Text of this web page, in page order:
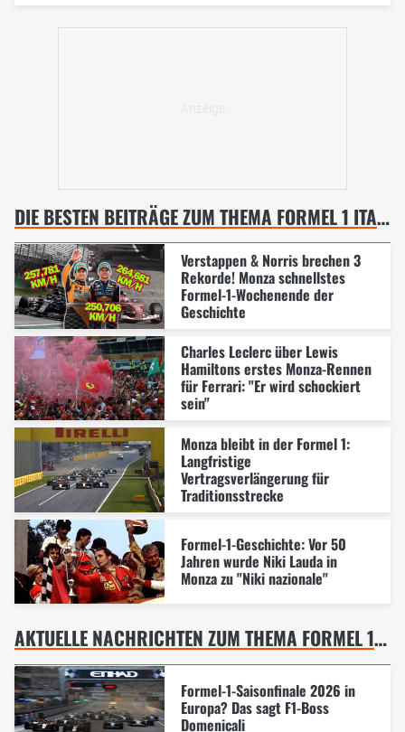
DIE BESTEN BEITRÄGE ZUM THEMA FORMEL 1 ITALIEN GP, MONZA
Verstappen & Norris brechen 3
Rekorde! Monza schnellstes
Formel-1-Wochenende der
Geschichte
Charles Leclerc über Lewis
Hamiltons erstes Monza-Rennen
für Ferrari: "Er wird schockiert
sein"
Monza bleibt in der Formel 1:
Langfristige
Vertragsverlängerung für
Traditionsstrecke
Formel-1-Geschichte: Vor 50
Jahren wurde Niki Lauda in
Monza zu "Niki nazionale"
AKTUELLE NACHRICHTEN ZUM THEMA FORMEL 1 ITALIEN GP, MONZA
Formel-1-Saisonfinale 2026 in
Europa? Das sagt F1-Boss
Domenicali